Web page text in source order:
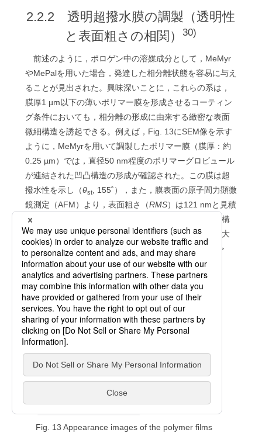
2.2.2 透明超撥水膜の調製（透明性
と表面粗さの相関）30)
前述のように，ポロゲン中の溶媒成分として，MeMyr
やMePalを用いた場合，発達した相分離状態を容易に与え
ることが見出された。興味深いことに，これらの系は，
膜厚1 µm以下の薄いポリマー膜を形成させるコーティン
グ条件においても，相分離の形成に由来する緻密な表面
微細構造を誘起できる。例えば，Fig. 13にSEM像を示す
ように，MeMyrを用いて調製したポリマー膜（膜厚：約
0.25 µm）では，直径50 nm程度のポリマーグロビュール
が連結された凹凸構造の形成が確認された。この膜は超
撥水性を示し（θst, 155˚），また，膜表面の原子間力顕微
鏡測定（AFM）より，表面粗さ（RMS）は121 nmと見積
もられた。このような比較的小さな構造的単位により構
成されるという特徴により，この膜の可視光透過率は大
幅に向上し，例えば，波長600 nmの入射光の透過率 >
95%であり，高い透明性を示した。
Fig. 13 Appearance images of the polymer films